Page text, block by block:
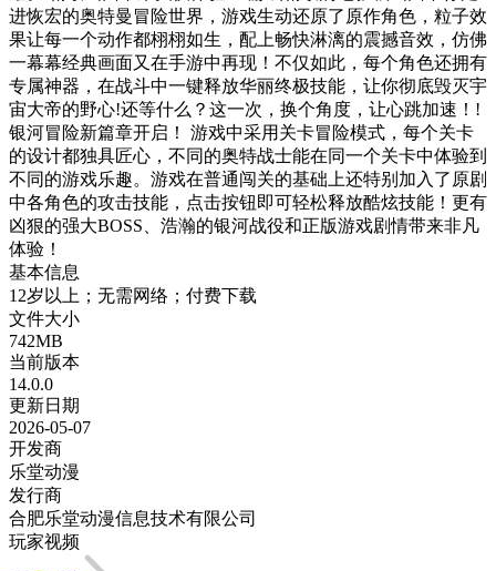
进恢宏的奥特曼冒险世界，游戏生动还原了原作角色，粒子效
果让每一个动作都栩栩如生，配上畅快淋漓的震撼音效，仿佛
一幕幕经典画面又在手游中再现！不仅如此，每个角色还拥有
专属神器，在战斗中一键释放华丽终极技能，让你彻底毁灭宇
宙大帝的野心!还等什么？这一次，换个角度，让心跳加速！!
银河冒险新篇章开启！ 游戏中采用关卡冒险模式，每个关卡
的设计都独具匠心，不同的奥特战士能在同一个关卡中体验到
不同的游戏乐趣。游戏在普通闯关的基础上还特别加入了原剧
中各角色的攻击技能，点击按钮即可轻松释放酷炫技能！更有
凶狠的强大BOSS、浩瀚的银河战役和正版游戏剧情带来非凡
体验！
基本信息
12岁以上；无需网络；付费下载
文件大小
742MB
当前版本
14.0.0
更新日期
2026-05-07
开发商
乐堂动漫
发行商
合肥乐堂动漫信息技术有限公司
玩家视频